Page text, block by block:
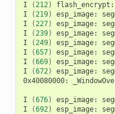
I
(212) flash_encrypt:
I
(219) esp_image:
I
(227) esp_image:
I
(239) esp_image:
I
(249) esp_image:
I
(657) esp_image:
I
(669) esp_image:
I
(672) esp_image:
0x40080000:
I (676) esp_image:
I
(692) esp_image: